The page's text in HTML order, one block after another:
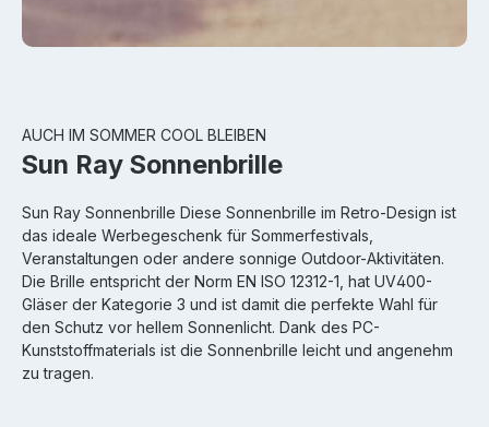
AUCH IM SOMMER COOL BLEIBEN
Sun Ray Sonnenbrille
Sun Ray Sonnenbrille Diese Sonnenbrille im Retro-Design ist
das ideale Werbegeschenk für Sommerfestivals,
Veranstaltungen oder andere sonnige Outdoor-Aktivitäten.
Die Brille entspricht der Norm EN ISO 12312-1, hat UV400-
Gläser der Kategorie 3 und ist damit die perfekte Wahl für
den Schutz vor hellem Sonnenlicht. Dank des PC-
Kunststoffmaterials ist die Sonnenbrille leicht und angenehm
zu tragen.